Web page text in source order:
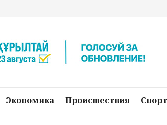
Экономика Происшествия Спорт